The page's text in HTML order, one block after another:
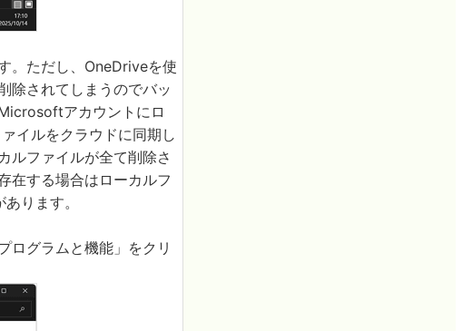
。ただし、OneDriveを使
除されてしまうのでバッ
アカウントにロ
イルをクラウドに同期し
ルファイルが全て削除さ
在する場合はローカルフ
ります。
ログラムと機能」をクリ